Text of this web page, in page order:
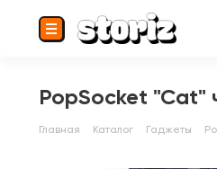
PopSocket "Cat"
Главная Каталог Гаджеты